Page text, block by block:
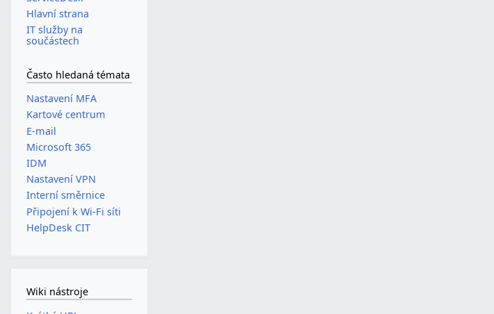
Hlavní strana
IT služby na
součástech
Často hledaná témata
Nastavení MFA
Kartové centrum
E-mail
Microsoft 365
IDM
Nastavení VPN
Interní směrnice
Připojení k Wi-Fi síti
HelpDesk CIT
Wiki nástroje